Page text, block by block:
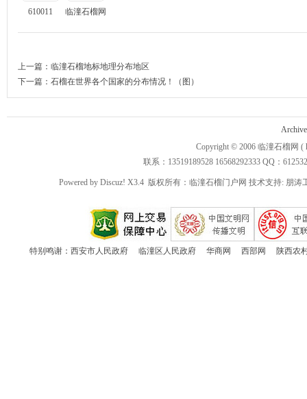
610011 临潼石榴网
上一篇： 临潼石榴地标地理分布地区
下一篇： 石榴在世界各个国家的分布情况！（图）
Copyright © 2006 临潼石榴网 (
联系：13519189528 16568292333 QQ：
Powered by Discuz! X3.4 版权所有：临潼石榴门户网 技术支持: 朋涛
特别鸣谢： 西安市人民政府 临潼区人民政府 华商网 西部网 陕西农